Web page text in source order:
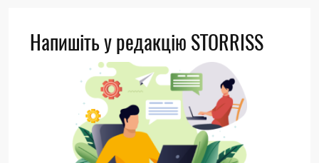
Напишіть у редакцію STORRISS